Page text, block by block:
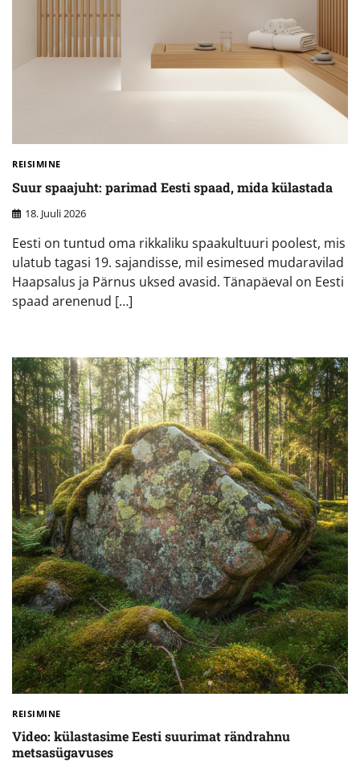
REISIMINE
Suur spaajuht: parimad Eesti spaad, mida külastada
18. Juuli 2026
Eesti on tuntud oma rikkaliku spaakultuuri poolest, mis
ulatub tagasi 19. sajandisse, mil esimesed mudaravilad
Haapsalus ja Pärnus uksed avasid. Tänapäeval on Eesti
spaad arenenud […]
REISIMINE
Video: külastasime Eesti suurimat rändrahnu
metsasügavuses